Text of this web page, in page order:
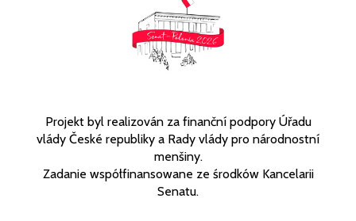
Projekt byl realizován za finanční podpory Úřadu
vlády České republiky a Rady vlády pro národnostní
menšiny.
Zadanie współfinansowane ze środków Kancelarii
Senatu.